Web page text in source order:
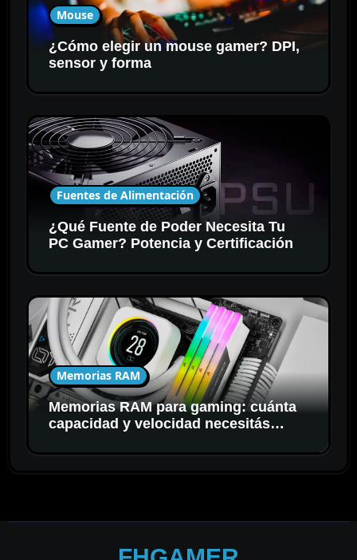
Mouse
¿Cómo elegir un mouse gamer? DPI,
sensor y forma
Fuentes de Alimentación
¿Qué Fuente de Poder Necesita Tu
PC Gamer? Potencia y Certificación
Memorias RAM
Memorias RAM para gaming: cuánta
capacidad y velocidad necesitás